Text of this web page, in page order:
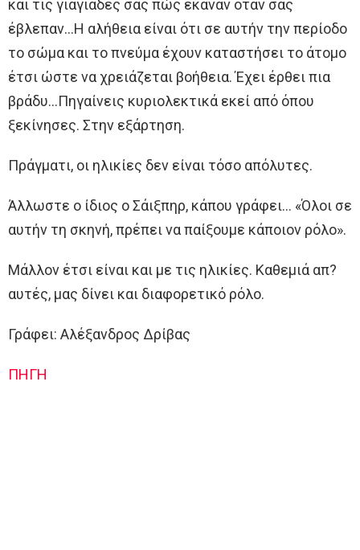
και τις γιαγιάδες σας πώς έκαναν όταν σας
έβλεπαν…Η αλήθεια είναι ότι σε αυτήν την περίοδο
το σώμα και το πνεύμα έχουν καταστήσει το άτομο
έτσι ώστε να χρειάζεται βοήθεια. Έχει έρθει πια
βράδυ…Πηγαίνεις κυριολεκτικά εκεί από όπου
ξεκίνησες. Στην εξάρτηση.
Πράγματι, οι ηλικίες δεν είναι τόσο απόλυτες.
Άλλωστε ο ίδιος ο Σάιξπηρ, κάπου γράφει… «Όλοι σε
αυτήν τη σκηνή, πρέπει να παίξουμε κάποιον ρόλο».
Μάλλον έτσι είναι και με τις ηλικίες. Καθεμιά απ?
αυτές, μας δίνει και διαφορετικό ρόλο.
Γράφει: Αλέξανδρος Δρίβας
ΠΗΓΗ